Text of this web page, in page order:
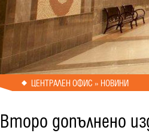
ЦЕНТРАЛЕН ОФИС » НОВИНИ
Второ допълнено